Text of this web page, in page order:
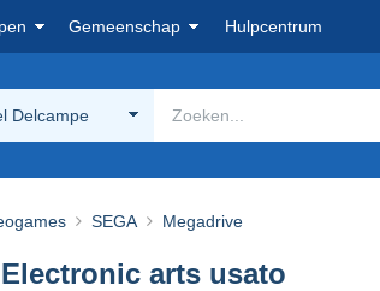
Gemeenschap Hulpcentrum
Delcampe
SEGA Megadrive
Electronic arts usato